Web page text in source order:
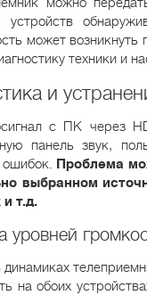
устройств
может возникнуть
техники и
и
с ПК через
панель звук,
Проблема
выбранном
т.д.
уровней
динамиках
на обоих